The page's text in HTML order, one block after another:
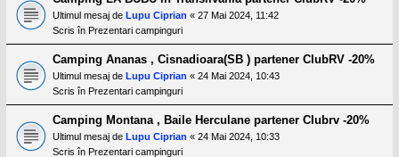
Ultimul mesaj de Lupu Ciprian « 27 Mai 2024, 11:42
Scris în Prezentari campinguri
Camping Ananas , Cisnadioara(SB ) partener ClubRV -20%
Ultimul mesaj de Lupu Ciprian « 24 Mai 2024, 10:43
Scris în Prezentari campinguri
Camping Montana , Baile Herculane partener Clubrv -20%
Ultimul mesaj de Lupu Ciprian « 24 Mai 2024, 10:33
Scris în Prezentari campinguri